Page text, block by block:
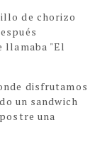
de chorizo
llamaba "El
disfrutamos
un sandwich
una